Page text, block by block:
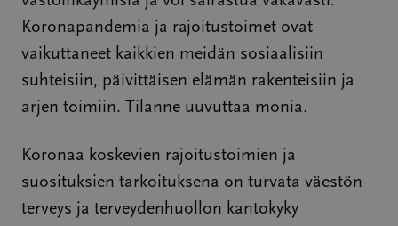
Koronapandemia ja rajoitustoimet ovat
vaikuttaneet kaikkien meidän sosiaalisiin
suhteisiin, päivittäisen elämän rakenteisiin ja
arjen toimiin. Tilanne uuvuttaa monia.
Koronaa koskevien rajoitustoimien ja
suosituksien tarkoituksena on turvata väestön
terveys ja terveydenhuollon kantokyky